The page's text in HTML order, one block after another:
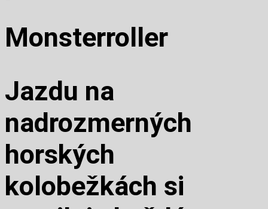
Monsterroller
Jazdu na
nadrozmerných
horských
kolobežkách si